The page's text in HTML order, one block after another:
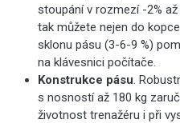
stoupání v rozmezí -2%
tak můžete nejen do
sklonu pásu (3-6-9 %)
na klávesnici počítače.
Konstrukce pásu.
s nosností až 180 kg
životnost trenažéru i při